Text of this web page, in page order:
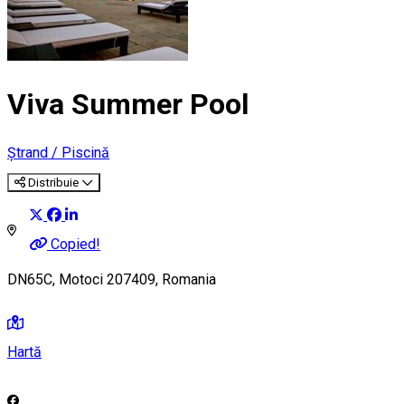
Viva Summer Pool
Ștrand / Piscină
Distribuie
Copied!
DN65C, Motoci 207409, Romania
Hartă